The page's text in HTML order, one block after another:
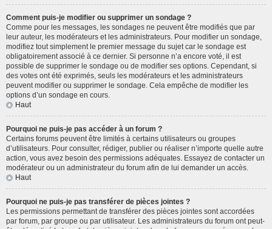
Comment puis-je modifier ou supprimer un sondage ?
Comme pour les messages, les sondages ne peuvent être modifiés que par
leur auteur, les modérateurs et les administrateurs. Pour modifier un sondage,
modifiez tout simplement le premier message du sujet car le sondage est
obligatoirement associé à ce dernier. Si personne n’a encore voté, il est
possible de supprimer le sondage ou de modifier ses options. Cependant, si
des votes ont été exprimés, seuls les modérateurs et les administrateurs
peuvent modifier ou supprimer le sondage. Cela empêche de modifier les
options d’un sondage en cours.
Haut
Pourquoi ne puis-je pas accéder à un forum ?
Certains forums peuvent être limités à certains utilisateurs ou groupes
d’utilisateurs. Pour consulter, rédiger, publier ou réaliser n’importe quelle autre
action, vous avez besoin des permissions adéquates. Essayez de contacter un
modérateur ou un administrateur du forum afin de lui demander un accès.
Haut
Pourquoi ne puis-je pas transférer de pièces jointes ?
Les permissions permettant de transférer des pièces jointes sont accordées
par forum, par groupe ou par utilisateur. Les administrateurs du forum ont peut-